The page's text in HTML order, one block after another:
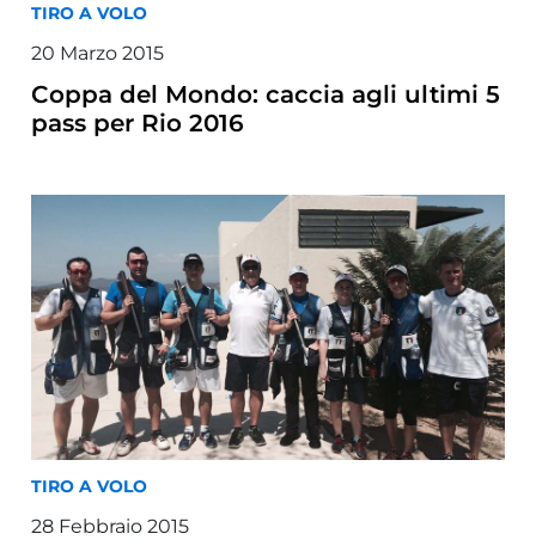
TIRO A VOLO
20 Marzo 2015
Coppa del Mondo: caccia agli ultimi 5
pass per Rio 2016
TIRO A VOLO
28 Febbraio 2015